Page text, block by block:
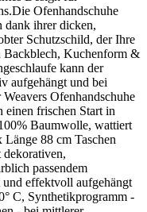
Ofenhandschuhe
dank ihrer dicken,
Schutzschild, der Ihre
Backblech, Kuchenform &
kann der
aufgehängt und bei
Ofenhandschuhe
einen frischen Start in
Baumwolle, wattiert
88 cm Taschen
passendem
effektvoll aufgehängt
C, Synthetikprogramm -